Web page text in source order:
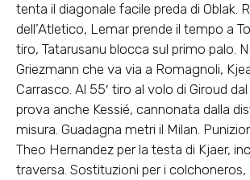
tenta il diagonale facile preda di Oblak.
dell’Atletico, Lemar prende il tempo a
tiro, Tatarusanu blocca sul primo palo.
Griezmann che va via a Romagnoli,
Carrasco. Al 55′ tiro al volo di Giroud
prova anche Kessié, cannonata dalla
misura. Guadagna metri il Milan.
Theo Hernandez per la testa di Kjaer,
traversa. Sostituzioni per i